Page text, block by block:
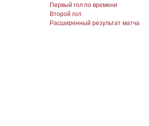
Первый гол по времени
Второй гол
Расширенный результат матча